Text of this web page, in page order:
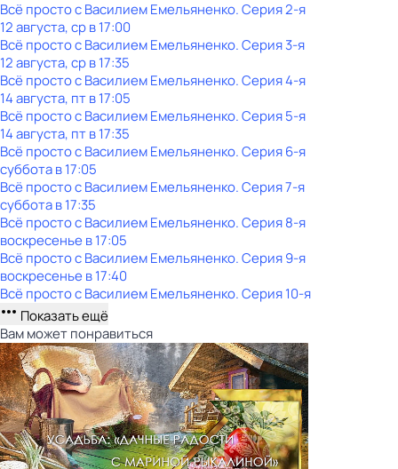
Всё просто с Василием Емельяненко. Серия 2-я
12 августа, ср в 17:00
Всё просто с Василием Емельяненко. Серия 3-я
12 августа, ср в 17:35
Всё просто с Василием Емельяненко. Серия 4-я
14 августа, пт в 17:05
Всё просто с Василием Емельяненко. Серия 5-я
14 августа, пт в 17:35
Всё просто с Василием Емельяненко. Серия 6-я
субботав17:05
Всё просто с Василием Емельяненко. Серия 7-я
субботав17:35
Всё просто с Василием Емельяненко. Серия 8-я
воскресенье в17:05
Всё просто с Василием Емельяненко. Серия 9-я
воскресенье в17:40
Всё просто с Василием Емельяненко. Серия 10-я
Показать ещё
Вам может понравиться